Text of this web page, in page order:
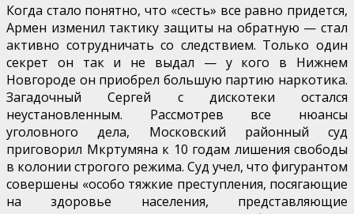
Когда стало понятно, что «сесть» все равно придется,
Армен изменил тактику защиты на обратную — стал
активно сотрудничать со следствием. Только один
секрет он так и не выдал — у кого в Нижнем
Новгороде он приобрел большую партию наркотика.
Загадочный Сергей с дискотеки остался
неустановленным. Рассмотрев все нюансы
уголовного дела, Московский районный суд
приговорил Мкртумяна к 10 годам лишения свободы
в колонии строгого режима. Суд учел, что фигурантом
совершены «особо тяжкие преступления, посягающие
на здоровье населения, представляющие